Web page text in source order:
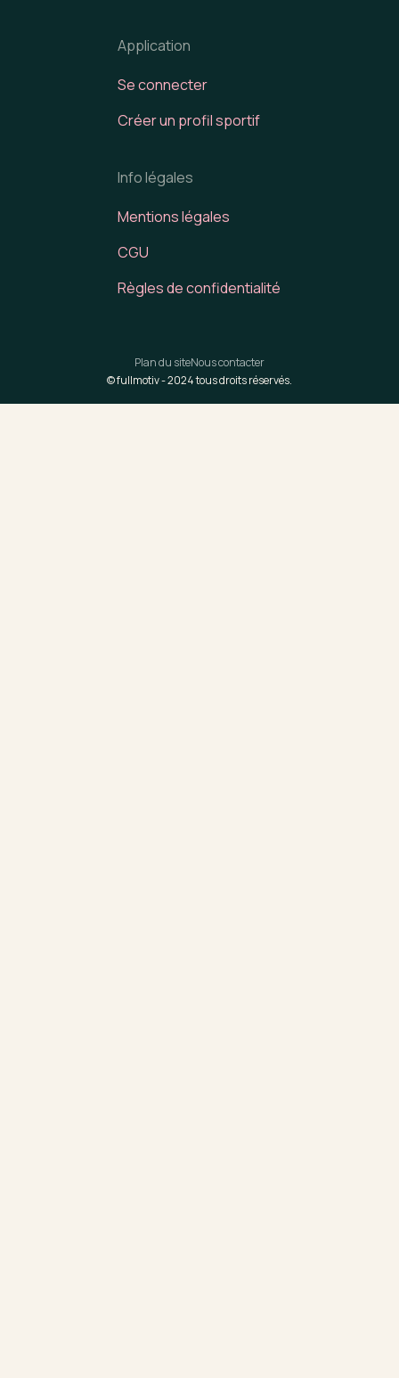
Application
Se connecter
Créer un profil sportif
Info légales
Mentions légales
CGU
Règles de confidentialité
© fullmotiv -2024tous droits réservés.
Plan du siteNous contacter